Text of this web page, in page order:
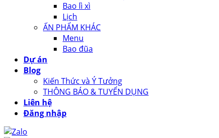
Bao lì xì
Lịch
ẤN PHẨM KHÁC
Menu
Bao đũa
Dự án
Blog
Kiến Thức và Ý Tưởng
THÔNG BÁO & TUYỂN DỤNG
Liên hệ
Đăng nhập